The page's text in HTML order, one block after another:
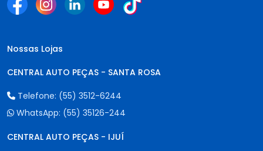
Nossas Lojas
CENTRAL AUTO PEÇAS - SANTA ROSA
Telefone: (55) 3512-6244
WhatsApp: (55) 35126-244
CENTRAL AUTO PEÇAS - IJUÍ